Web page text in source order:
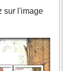
sur l'image